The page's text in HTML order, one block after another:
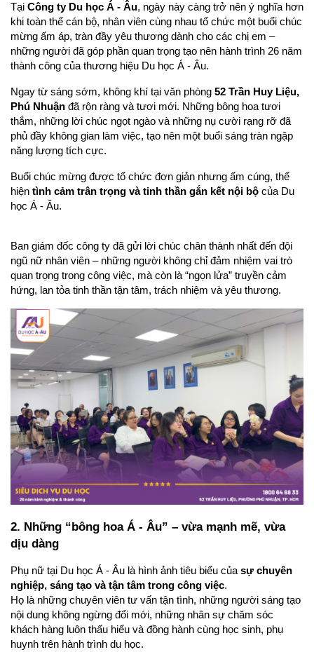
Tại Công ty Du học Á - Âu, ngày này càng trở nên ý nghĩa hơn
khi toàn thể cán bộ, nhân viên cùng nhau tổ chức một buổi chúc
mừng ấm áp, tràn đầy yêu thương dành cho các chị em –
những người đã góp phần quan trọng tạo nên hành trình 26 năm
thành công của thương hiệu Du học Á - Âu.
Ngay từ sáng sớm, không khí tại văn phòng 52 Trần Huy Liệu,
Phú Nhuận đã rộn ràng và tươi mới. Những bông hoa tươi
thắm, những lời chúc ngọt ngào và những nụ cười rạng rỡ đã
phủ đầy không gian làm việc, tạo nên một buổi sáng tràn ngập
năng lượng tích cực.
Buổi chúc mừng được tổ chức đơn giản nhưng ấm cúng, thể
hiện tình cảm trân trọng và tinh thần gắn kết nội bộ của Du
học Á - Âu.
Ban giám đốc công ty đã gửi lời chúc chân thành nhất đến đội
ngũ nữ nhân viên – những người không chỉ đảm nhiệm vai trò
quan trọng trong công việc, mà còn là “ngọn lửa” truyền cảm
hứng, lan tỏa tinh thần tận tâm, trách nhiệm và yêu thương.
2. Những “bông hoa Á - Âu” – vừa mạnh mẽ, vừa
dịu dàng
Phụ nữ tại Du học Á - Âu là hình ảnh tiêu biểu của sự chuyên
nghiệp, sáng tạo và tận tâm trong công việc.
Họ là những chuyên viên tư vấn tận tình, những người sáng tạo
nội dung không ngừng đổi mới, những nhân sự chăm sóc
khách hàng luôn thấu hiểu và đồng hành cùng học sinh, phụ
huynh trên hành trình du học.